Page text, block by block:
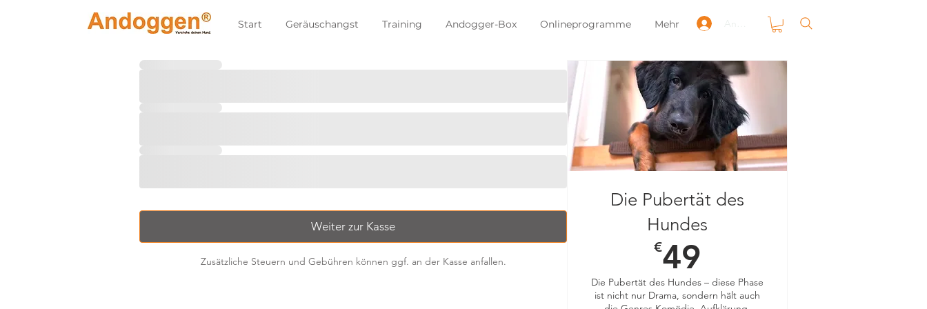
Start Geräuschangst Training Andogger-Box Onlineprogramme Mehr Anmelden
Die Pubertät des
Hundes
€49
Die Pubertät des Hundes – diese Phase
ist nicht nur Drama, sondern hält auch
Weiter zur Kasse
Zusätzliche Steuern und Gebühren können ggf. an der Kasse anfallen.